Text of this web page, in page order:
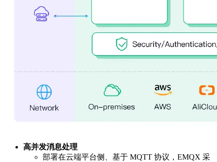
高并发消息处理
部署在云端平台侧、基于 MQTT 协议，EMQX 采